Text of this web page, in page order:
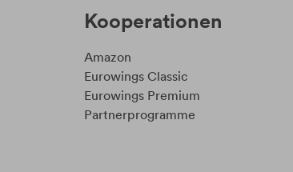
Kooperationen
Amazon
Eurowings Classic
Eurowings Premium
Partnerprogramme